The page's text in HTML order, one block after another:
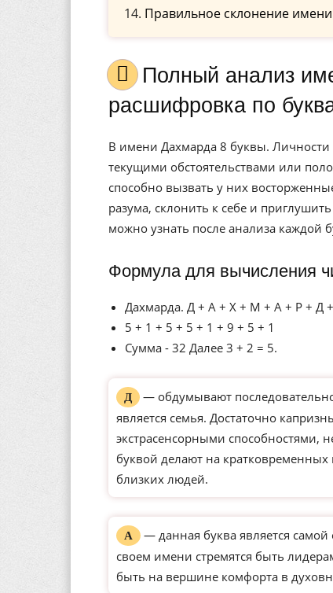
Правильное склонение
Полный анализ имени Дахмарда, значение, и
расшифровка по
В имени Дахмарда 8 буквы.
текущими обстоятельствами или
способно вызвать у них
разума, склонить к себе и
можно узнать после анализа каждой
Формула для вычисления
Дахмарда. Д + А + Х + М + А + Р + Д
5 + 1 + 5 + 5 + 1 + 9 + 5 + 1
Сумма - 32 Далее 3 + 2 = 5.
Д
— обдумывают
является семья. Достаточно
экстрасенсорными способностями,
буквой делают на
близких людей.
А
— данная буква является
своем имени стремятся быть
быть на вершине комфорта в